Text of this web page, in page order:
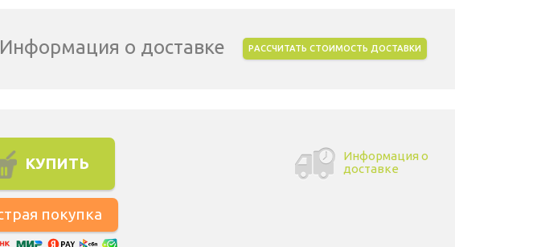
Информация о доставке РАССЧИТАТЬ СТОИМОСТЬ ДОСТАВКИ
КУПИТЬ
Информация о
доставке